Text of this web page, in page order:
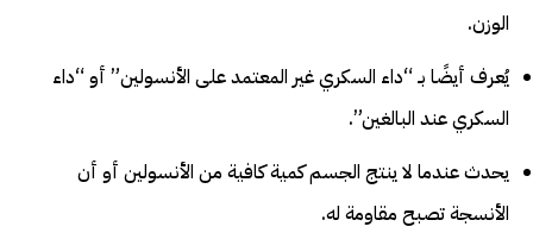
الوزن.
يُعرف أيضًا بـ “داء السكري غير المعتمد على الأنسولين” أو “داء
السكري عند البالغين”.
يحدث عندما لا ينتج الجسم كمية كافية من الأنسولين أو أن
الأنسجة تصبح مقاومة له.